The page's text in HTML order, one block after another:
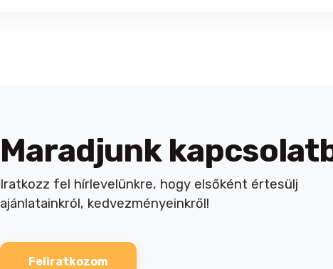
Maradjunk
Iratkozz fel hírlevelünkre, hogy elsőként értesülj
ajánlatainkról, kedvezményeinkről!
Feliratkozom